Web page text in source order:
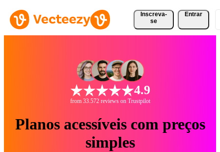
Inscreva-
se
Entrar
4.9
from 33.572 reviews on Trustpilot
Planos acessíveis com preços
simples